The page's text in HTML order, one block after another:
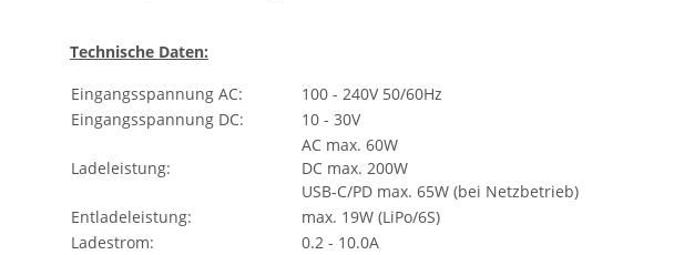
Technische Daten:
Eingangsspannung AC:
100 - 240V 50/60Hz
Eingangsspannung DC:
10 - 30V
Ladeleistung:
AC max. 60W
DC max. 200W
USB-C/PD max. 65W (bei Netzbetrieb)
Entladeleistung:
max. 19W (LiPo/6S)
Ladestrom:
0.2 - 10.0A